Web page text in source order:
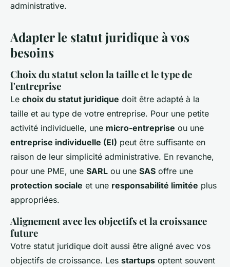
administrative.
Adapter le statut juridique à vos
besoins
Choix du statut selon la taille et le type de
l'entreprise
Le choix du statut juridique doit être adapté à la
taille et au type de votre entreprise. Pour une petite
activité individuelle, une micro-entreprise ou une
entreprise individuelle (EI) peut être suffisante en
raison de leur simplicité administrative. En revanche,
pour une PME, une SARL ou une SAS offre une
protection sociale et une responsabilité limitée plus
appropriées.
Alignement avec les objectifs et la croissance
future
Votre statut juridique doit aussi être aligné avec vos
objectifs de croissance. Les startups optent souvent